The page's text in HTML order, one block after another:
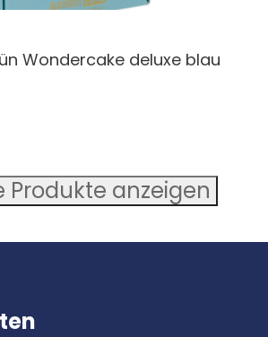
Wondercake deluxe blau
Produkte anzeigen